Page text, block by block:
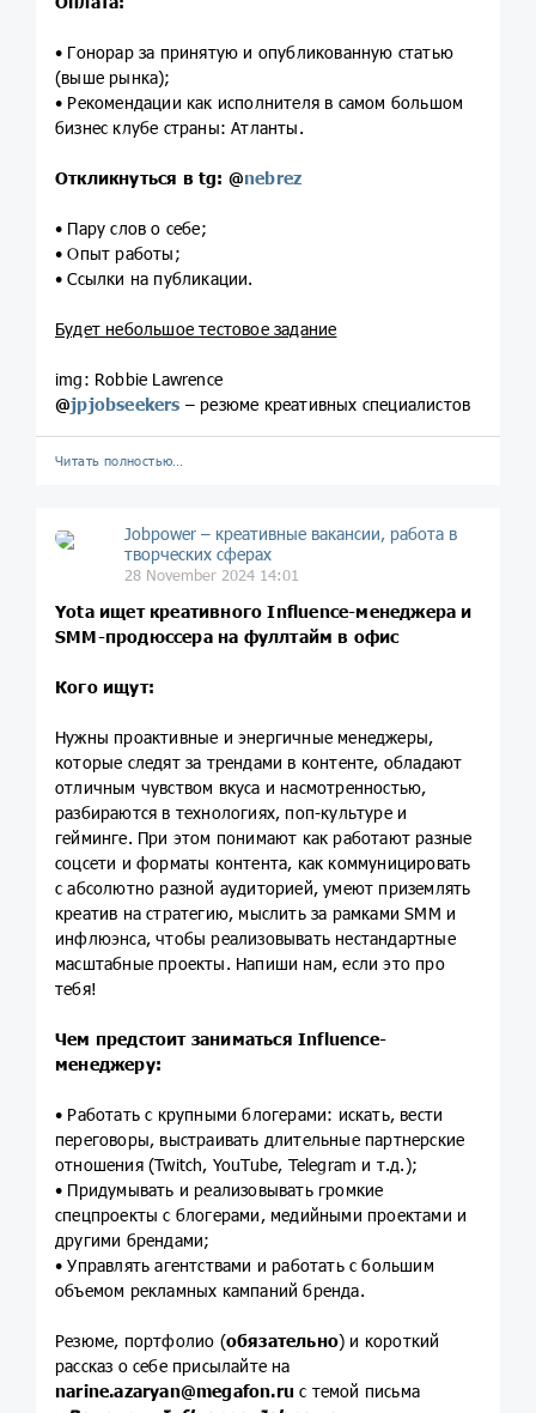
• Гонорар за принятую и опубликованную статью
(выше рынка);
• Рекомендации как исполнителя в самом большом
бизнес клубе страны: Атланты.
Откликнуться в tg: @nebrez
• Пару слов о себе;
• Опыт работы;
• Ссылки на публикации.
Будет небольшое тестовое задание
img: Robbie Lawrence
@jpjobseekers – резюме креативных специалистов
Читать полностью…
Jobpower – креативные вакансии, работа в
творческих сферах
28 November 2024 14:01
Yota ищет креативного Influence-менеджера и
SMM-продюссера на фуллтайм в офис
Кого ищут:
Нужны проактивные и энергичные менеджеры,
которые следят за трендами в контенте, обладают
отличным чувством вкуса и насмотренностью,
разбираются в технологиях, поп-культуре и
гейминге. При этом понимают как работают разные
соцсети и форматы контента, как коммуницировать
с абсолютно разной аудиторией, умеют приземлять
креатив на стратегию, мыслить за рамками SMM и
инфлюэнса, чтобы реализовывать нестандартные
масштабные проекты. Напиши нам, если это про
тебя!
Чем предстоит заниматься Influence-
менеджеру:
• Работать с крупными блогерами: искать, вести
переговоры, выстраивать длительные партнерские
отношения (Twitch, YouTube, Telegram и т.д.);
• Придумывать и реализовывать громкие
спецпроекты с блогерами, медийными проектами и
другими брендами;
• Управлять агентствами и работать с большим
объемом рекламных кампаний бренда.
Резюме, портфолио (обязательно) и короткий
рассказ о себе присылайте на
narine.azaryan@megafon.ru с темой письма